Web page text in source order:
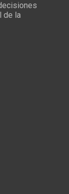
de la